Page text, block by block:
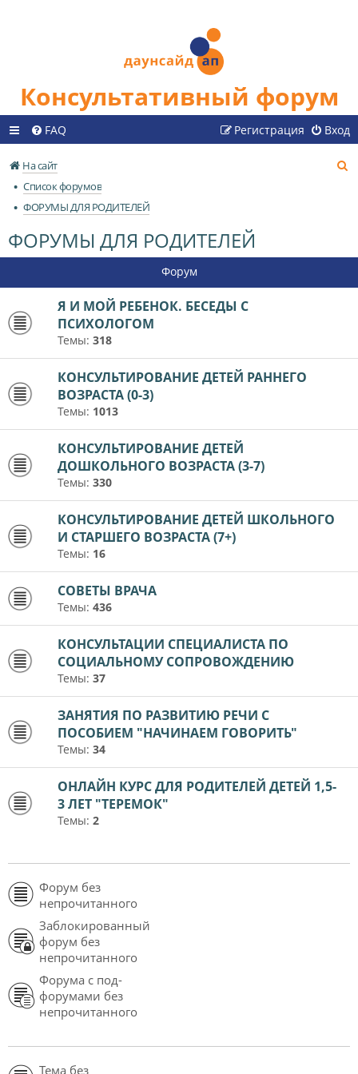
Консультативный форум
FAQ Вход
Регистрация
На сайт
Список форумов
ФОРУМЫ ДЛЯ РОДИТЕЛЕЙ
ФОРУМЫ ДЛЯ РОДИТЕЛЕЙ
Форум
Я И МОЙ РЕБЕНОК. БЕСЕДЫ С
ПСИХОЛОГОМ
Темы: 318
КОНСУЛЬТИРОВАНИЕ ДЕТЕЙ РАННЕГО
ВОЗРАСТА (0-3)
Темы: 1013
КОНСУЛЬТИРОВАНИЕ ДЕТЕЙ
ДОШКОЛЬНОГО ВОЗРАСТА (3-7)
Темы: 330
КОНСУЛЬТИРОВАНИЕ ДЕТЕЙ ШКОЛЬНОГО
И СТАРШЕГО ВОЗРАСТА (7+)
Темы: 16
СОВЕТЫ ВРАЧА
Темы: 436
КОНСУЛЬТАЦИИ СПЕЦИАЛИСТА ПО
СОЦИАЛЬНОМУ СОПРОВОЖДЕНИЮ
Темы: 37
ЗАНЯТИЯ ПО РАЗВИТИЮ РЕЧИ С
ПОСОБИЕМ "НАЧИНАЕМ ГОВОРИТЬ"
Темы: 34
ОНЛАЙН КУРС ДЛЯ РОДИТЕЛЕЙ ДЕТЕЙ 1,5-
3 ЛЕТ "ТЕРЕМОК"
Темы: 2
Форум без
непрочитанного
Заблокированный
форум без
непрочитанного
Форума с под-
форумами без
непрочитанного
Тема без